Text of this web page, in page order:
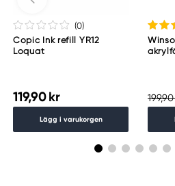
(0)
Copic Ink refill YR12
Loquat
119,90 kr
Lägg i varukorgen